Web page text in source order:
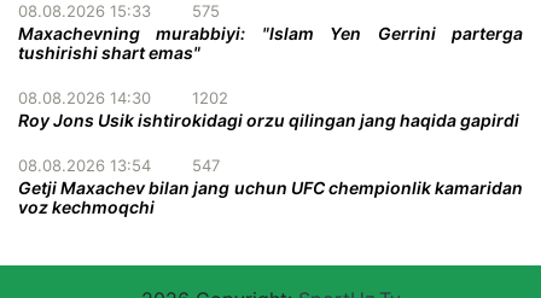
08.08.2026 15:33 575
Maxachevning murabbiyi: "Islam Yen Gerrini parterga
tushirishi shart emas"
08.08.2026 14:30 1202
Roy Jons Usik ishtirokidagi orzu qilingan jang haqida gapirdi
08.08.2026 13:54 547
Getji Maxachev bilan jang uchun UFC chempionlik kamaridan
voz kechmoqchi